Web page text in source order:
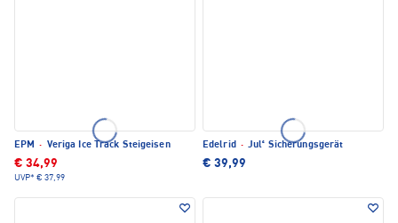
EPM · Veriga Ice Track Steigeisen
€ 34,99
UVP* € 37,99
Edelrid · Jul² Sicherungsgerät
€ 39,99